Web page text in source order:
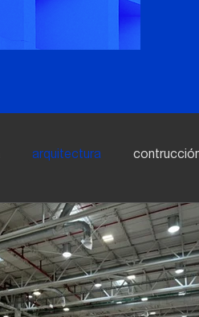
arquitectura